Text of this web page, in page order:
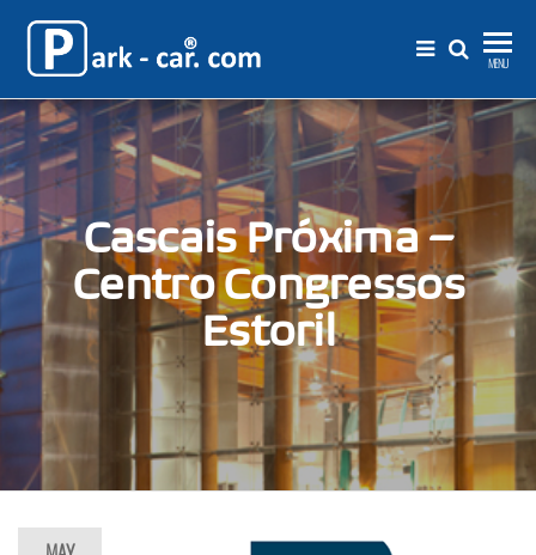
Car®.com
controlo de
acessos e
estacionamento
MENU
Cascais Próxima –
Centro Congressos
Estoril